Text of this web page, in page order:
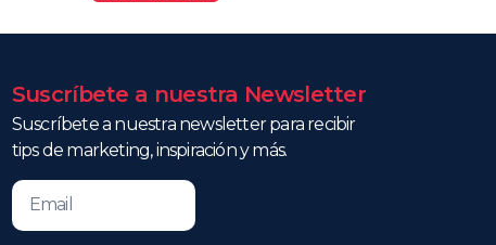
Suscríbete a nuestra Newsletter
Suscríbete a nuestra newsletter para recibir
tips de marketing, inspiración y más.